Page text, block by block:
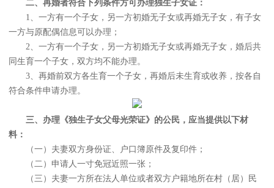
二、再婚者符合下列条件方可办理独生子女证：
1、一方有一个子女，另一方初婚无子女或再婚无子女，有子女
一方与原配偶信息可以办理；
2、一方有一个子女，另一方初婚无子女或再婚无子女，婚后共
同生育一个子女，双方均不能办理。
3、再婚前双方各生育一个子女，再婚后未生育或收养，按各自
符合条件申请办理。
三、办理《独生子女父母光荣证》的公民，应当提供以下材
料：
（一）夫妻双方身份证、户口簿原件及复印件；
（二）申请人一寸免冠近照一张；
（三）夫妻一方所在法人单位或者双方户籍地所在村（居）民